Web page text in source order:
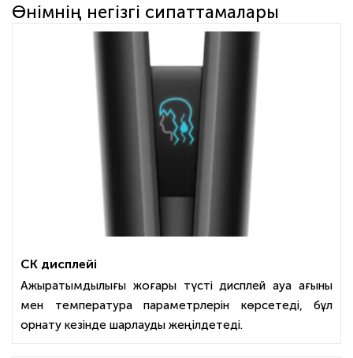
Өнімнің негізгі сипаттамалары
СК дисплейі
Ажыратымдылығы жоғары түсті дисплей ауа ағыны
мен температура параметрлерін көрсетеді, бұл
орнату кезінде шарлауды жеңілдетеді.